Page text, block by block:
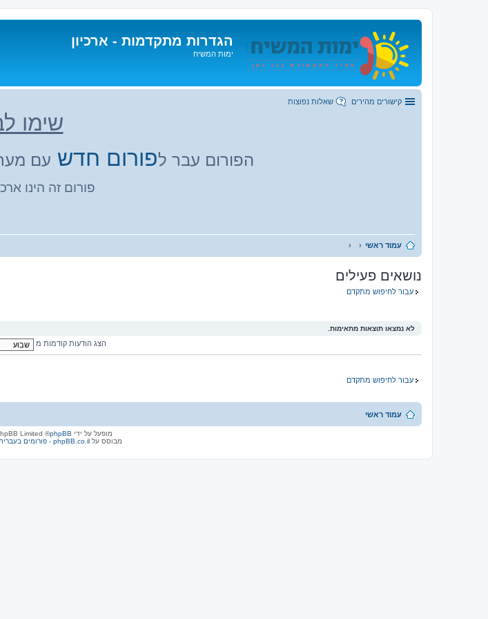
הגדרות מתקדמות - ארכיון
ימות המשיח
קישורים מהירים שאלות נפוצות
שימו
הפורום עבר לפורום חדש עם
פורום זה הינו
עמוד ראשי
נושאים פעילים
עבור לחיפוש מתקדם
לא נמצאו תוצאות מתאימות.
הצג הודעות קודמות מ
עבור לחיפוש מתקדם
עמוד ראשי
מופעל על ידי phpBB
® Forum Software © phpBB Limited
מבוסס על phpBB.co.il - פורומים בעברית